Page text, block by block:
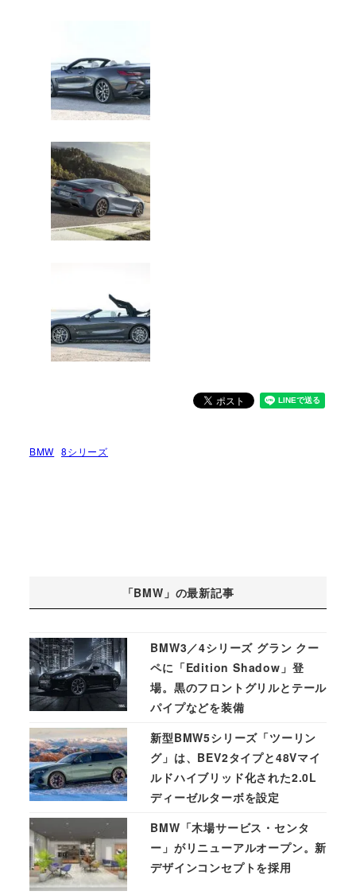
BMW 8シリーズ
「BMW」の最新記事
BMW3／4シリーズ グラン クー
ペに「Edition Shadow」登
場。黒のフロントグリルとテール
パイプなどを装備
新型BMW5シリーズ「ツーリン
グ」は、BEV2タイプと48Vマイ
ルドハイブリッド化された2.0L
ディーゼルターボを設定
BMW「木場サービス・センタ
ー」がリニューアルオープン。新
デザインコンセプトを採用